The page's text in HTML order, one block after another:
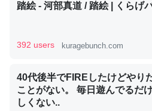
くらい。小説でいう「ずっと前
ど、短期記憶というには多い分
かりやすく強くなりそう
踏絵 - 河部真道 / 踏絵 | くらげ
392 users kuragebunch.com
40代後半でFIREしたけどやり
ことがない。 毎日遊んでるだ
しくない..